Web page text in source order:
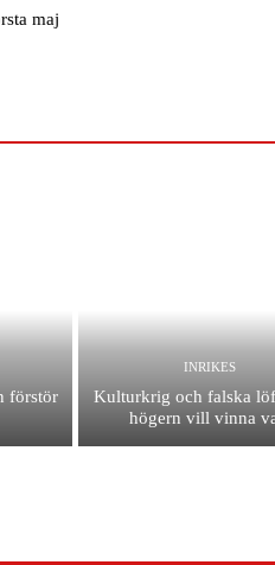
maj
förstör
INRIKES
Kulturkrig och falska
högern vill vinna